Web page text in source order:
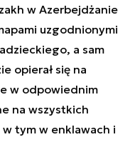
w Azerbejdżanie
uzgodnionymi
a sam
opierał się na
w odpowiednim
na wszystkich
tym w enklawach i